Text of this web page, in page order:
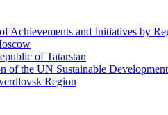
Achievements and Initiatives by
of Tatarstan
of the UN Sustainable
Region